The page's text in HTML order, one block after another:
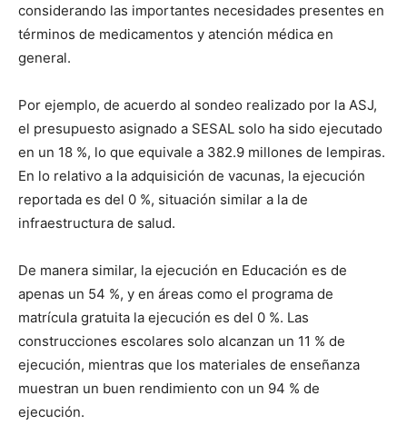
considerando las importantes necesidades presentes en
términos de medicamentos y atención médica en
general.
Por ejemplo, de acuerdo al sondeo realizado por la ASJ,
el presupuesto asignado a SESAL solo ha sido ejecutado
en un 18 %, lo que equivale a 382.9 millones de lempiras.
En lo relativo a la adquisición de vacunas, la ejecución
reportada es del 0 %, situación similar a la de
infraestructura de salud.
De manera similar, la ejecución en Educación es de
apenas un 54 %, y en áreas como el programa de
matrícula gratuita la ejecución es del 0 %. Las
construcciones escolares solo alcanzan un 11 % de
ejecución, mientras que los materiales de enseñanza
muestran un buen rendimiento con un 94 % de
ejecución.